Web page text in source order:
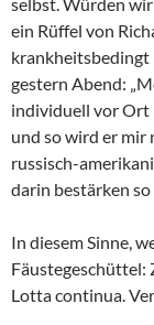
ein Rüffel von
krankheitsbedingt
gestern Abend:
individuell vor Ort
und so wird er mir
russisch-
darin bestärken so
In diesem Sinne,
Fäustegeschüttel:
Lotta continua.